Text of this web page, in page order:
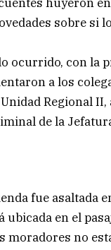
sobre si
ocurrido, con la
a los
Regional
de la
fue asaltada
en el
no